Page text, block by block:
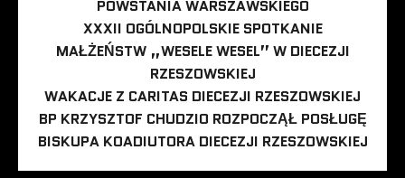
POWSTANIA WARSZAWSKIEGO
XXXII OGÓLNOPOLSKIE SPOTKANIE
MAŁŻEŃSTW „WESELE WESEL” W DIECEZJI
RZESZOWSKIEJ
WAKACJE Z CARITAS DIECEZJI RZESZOWSKIEJ
BP KRZYSZTOF CHUDZIO ROZPOCZĄŁ POSŁUGĘ
BISKUPA KOADIUTORA DIECEZJI RZESZOWSKIEJ